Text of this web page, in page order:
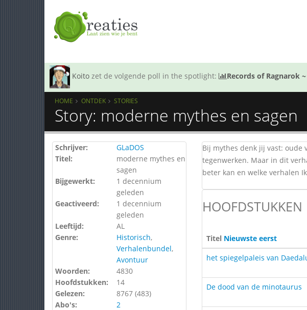
Koito zet de volgende poll in the spotlight: Records of Ragnarok
HOME ONTDEK STORIES
Story: moderne mythes en sagen
Schrijver:
GLaDOS
Titel:
moderne mythes en
sagen
Bijgewerkt:
1 decennium
geleden
Geactiveerd:
1 decennium
geleden
Leeftijd:
AL
Genre:
Historisch,
Verhalenbundel,
Avontuur
Woorden:
4830
Hoofdstukken:
14
Gelezen:
8767 (483)
Abo's:
2
Bij mythes denk jij vast: oude
tegenwerken. Maar in dit
beter kan en welke verhalen
HOOFDSTUKKEN
Titel Nieuwste eerst
het spiegelpaleis van
De dood van de minotaurus